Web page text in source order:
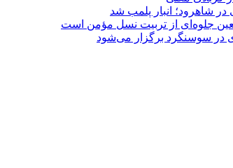
جلوه‌ای از تربیت نسل مؤمن است
در سوسنگرد برگزار می‌شود